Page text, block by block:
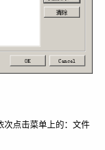
次点击菜单上的：文件